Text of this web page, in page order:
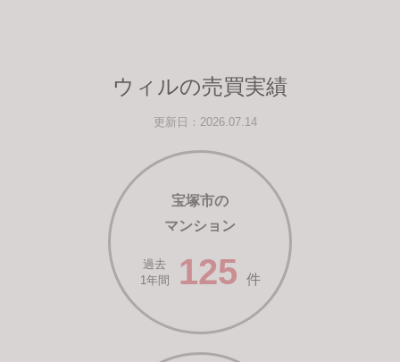
ウィルの売買実績
更新日：2026.07.14
宝塚市の
マンション
過去
1年間
125 件